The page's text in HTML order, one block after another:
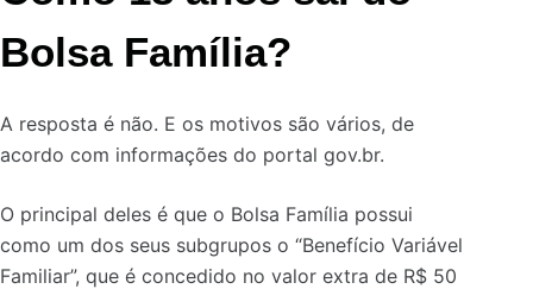
Bolsa Família?
A resposta é não. E os motivos são vários, de
acordo com informações do portal gov.br.
O principal deles é que o Bolsa Família possui
como um dos seus subgrupos o “Benefício Variável
Familiar”, que é concedido no valor extra de R$ 50